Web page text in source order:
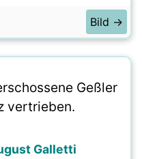
Bild →
Geßler
vertrieben.
Galletti